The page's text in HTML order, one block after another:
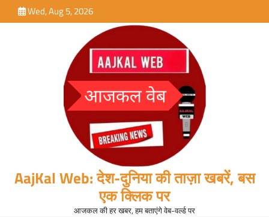
to
Wed, Aug 5, 2026
AajKal Web: देश-दुनिया की ताज़ा खबरें, बस
एक क्लिक पर
आजकल की हर खबर, हम बताएंगे वेब-वर्ल्ड पर